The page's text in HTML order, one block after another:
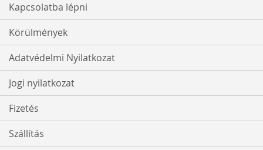
Kapcsolatba lépni
Körülmények
Adatvédelmi Nyilatkozat
Jogi nyilatkozat
Fizetés
Szállítás